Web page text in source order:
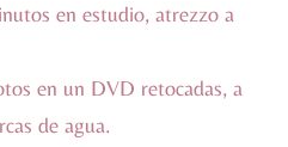
en estudio, atrezzo a
en un DVD retocadas, a
de agua.